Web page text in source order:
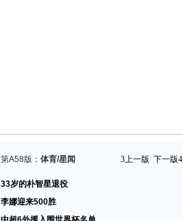
第A58版： 体育/星闻 3上一版 下一版4
33岁的朴智星退役
李娜迎来500胜